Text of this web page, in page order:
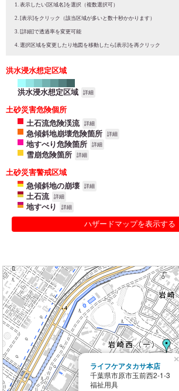
表示したい[区域名]を選択（複数選択可）
[表示]をクリック（該当区域が多いと数十秒かかります）
[詳細]で透過率を変更可能
選択区域を変更したり地図を移動したら[表示]を再クリック
洪水浸水想定区域
洪水浸水想定区域 詳細
土砂災害危険個所
土石流危険渓流
詳細
急傾斜地崩壊危険箇所 詳細
地すべり危険箇所 詳細
雪崩危険箇所 詳細
土砂災害警戒区域
急傾斜地の崩壊
詳細
土石流 詳細
地すべり 詳細
ハザードマップを表示する
ライフケアタカサ本店
千葉県市原市玉前西2-1-3
福祉用具
×